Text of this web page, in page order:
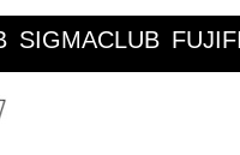
SIGMACLUB